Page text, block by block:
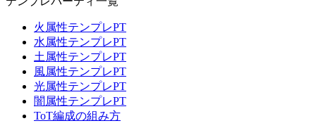
火属性テンプレPT
水属性テンプレPT
土属性テンプレPT
風属性テンプレPT
光属性テンプレPT
闇属性テンプレPT
ToT編成の組み方